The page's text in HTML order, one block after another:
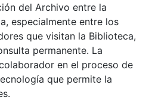
del Archivo entre la
especialmente entre los
que visitan la Biblioteca,
permanente. La
en el proceso de
que permite la